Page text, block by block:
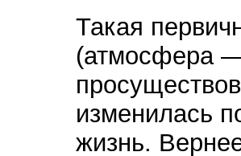
Такая
(атмосфера
изменилась
жизнь.